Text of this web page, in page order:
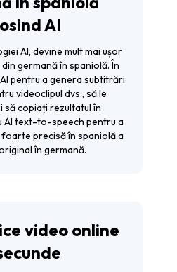
AI
AI, devine mult mai ușor
germană în spaniolă. În
pentru a genera subtitrări
videoclipul dvs., să le
să copiați rezultatul în
AI text-to-speech pentru a
precisă în spaniolă a
în germană.
video online